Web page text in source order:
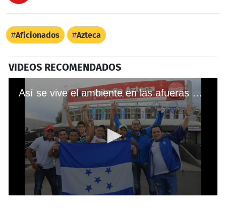
Aficionados Azteca
VIDEOS RECOMENDADOS
Así se vive el ambiente en las afueras del estadio Azteca